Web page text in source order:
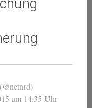
um 14:35 Uhr